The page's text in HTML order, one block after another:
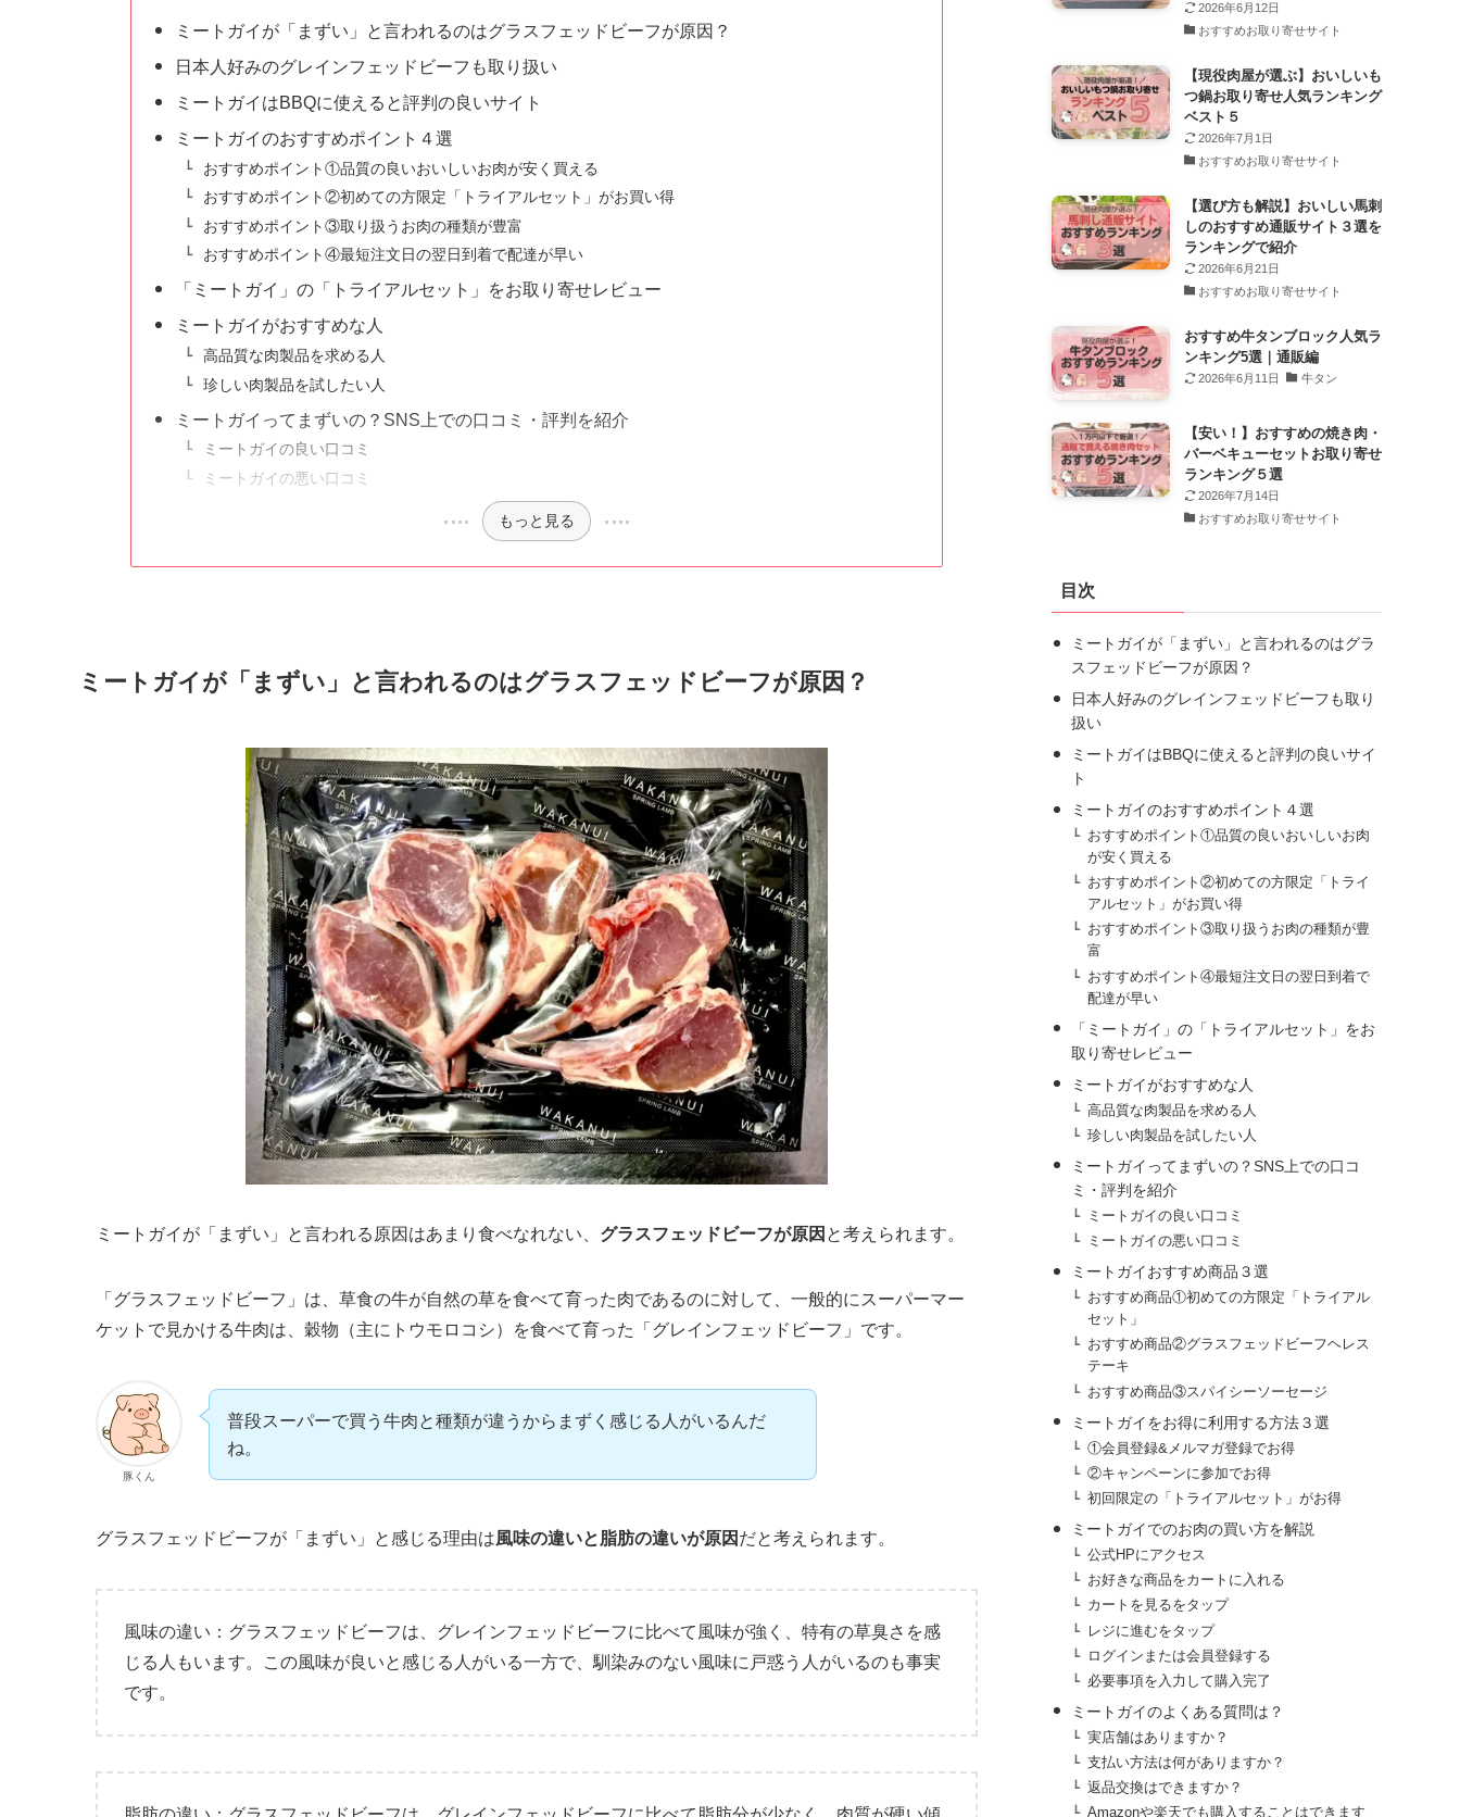
ミートガイが「まずい」と言われるのはグラスフェッドビーフが原因？
日本人好みのグレインフェッドビーフも取り扱い
ミートガイはBBQに使えると評判の良いサイト
ミートガイのおすすめポイント４選
おすすめポイント①品質の良いおいしいお肉が安く買える
おすすめポイント②初めての方限定「トライアルセット」がお買い得
おすすめポイント③取り扱うお肉の種類が豊富
おすすめポイント④最短注文日の翌日到着で配達が早い
「ミートガイ」の「トライアルセット」をお取り寄せレビュー
ミートガイがおすすめな人
高品質な肉製品を求める人
珍しい肉製品を試したい人
ミートガイってまずいの？SNS上での口コミ・評判を紹介
ミートガイの良い口コミ
ミートガイの悪い口コミ
もっと見る
ミートガイが「まずい」と言われるのはグラスフェッドビーフが原因？
ミートガイが「まずい」と言われる原因はあまり食べなれない、 グラスフェッドビーフが原因 と考えられます。
「グラスフェッドビーフ」は、草食の牛が自然の草を食べて育った肉であるのに対して、一般的にスーパーマー
ケットで見かける牛肉は、穀物（主にトウモロコシ）を食べて育った「グレインフェッドビーフ」です。
豚くん
普段スーパーで買う牛肉と種類が違うからまずく感じる人がいるんだ
ね。
グラスフェッドビーフが「まずい」と感じる理由は風味の違いと脂肪の違いが原因 だと考えられます。
風味の違い：グラスフェッドビーフは、グレインフェッドビーフに比べて風味が強く、特有の草臭さを感
じる人もいます。この風味が良いと感じる人がいる一方で、馴染みのない風味に戸惑う人がいるのも事実
です。
2026年6月12日
おすすめお取り寄せサイト
【現役肉屋が選ぶ】おいしいも
つ鍋お取り寄せ人気ランキング
ベスト５
2026年7月1日
おすすめお取り寄せサイト
【選び方も解説】おいしい馬刺
しのおすすめ通販サイト３選を
ランキングで紹介
2026年6月21日
おすすめお取り寄せサイト
おすすめ牛タンブロック人気ラ
ンキング5選｜通販編
2026年6月11日 牛タン
【安い！】おすすめの焼き肉・
バーベキューセットお取り寄せ
ランキング５選
2026年7月14日
おすすめお取り寄せサイト
目次
ミートガイが「まずい」と言われるのはグラ
スフェッドビーフが原因？
日本人好みのグレインフェッドビーフも取り
扱い
ミートガイはBBQに使えると評判の良いサイ
ト
ミートガイのおすすめポイント４選
おすすめポイント①品質の良いおいしいお肉
が安く買える
おすすめポイント②初めての方限定「トライ
アルセット」がお買い得
おすすめポイント③取り扱うお肉の種類が豊
富
おすすめポイント④最短注文日の翌日到着で
配達が早い
「ミートガイ」の「トライアルセット」をお
取り寄せレビュー
ミートガイがおすすめな人
高品質な肉製品を求める人
珍しい肉製品を試したい人
ミートガイってまずいの？SNS上での口コ
ミ・評判を紹介
ミートガイの良い口コミ
ミートガイの悪い口コミ
ミートガイおすすめ商品３選
おすすめ商品①初めての方限定「トライアル
セット」
おすすめ商品②グラスフェッドビーフヘレス
テーキ
おすすめ商品③スパイシーソーセージ
ミートガイをお得に利用する方法３選
①会員登録&メルマガ登録でお得
②キャンペーンに参加でお得
初回限定の「トライアルセット」がお得
ミートガイでのお肉の買い方を解説
公式HPにアクセス
お好きな商品をカートに入れる
カートを見るをタップ
レジに進むをタップ
ログインまたは会員登録する
必要事項を入力して購入完了
ミートガイのよくある質問は？
実店舗はありますか？
支払い方法は何がありますか？
返品交換はできますか？
Amazonや楽天でも購入することはできます